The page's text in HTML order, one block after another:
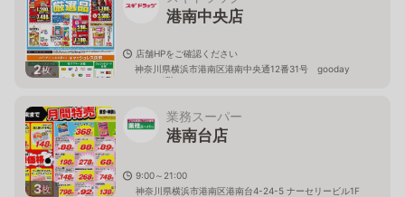
2枚
港南中央店
店舗HPをご確認ください
神奈川県横浜市港南区港南中央通12番31号 gooday
place 1階
3枚
業務スーパー
港南台店
9:00～21:00
神奈川県横浜市港南区港南台4-24-5 ナーセリービル1F